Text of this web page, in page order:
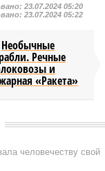
23.07.2024 05:20
23.07.2024 05:22
Необычные
Речные
и
«Ракета»
человечеству свой